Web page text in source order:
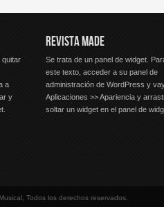
quitar
a
y
REVISTA MADE
Se trata de un panel de widget.
este texto, acceder a su panel de
administración de WordPress y
Aplicaciones >> Apariencia y
soltar un widget en el panel de
Todos los derechos reservados.